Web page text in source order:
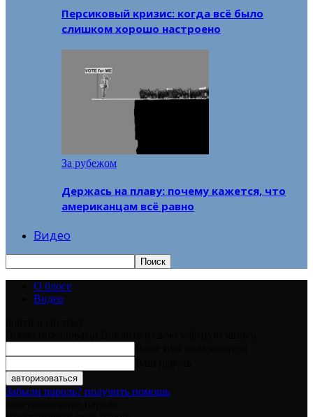
Персиковый кризис: когда всё было
слишком хорошо настроено
За рубежом
Держась на плаву: почему кажется, что
американцам всё равно
Видео
О блоге
Видео
Забыли пароль? получить помощь